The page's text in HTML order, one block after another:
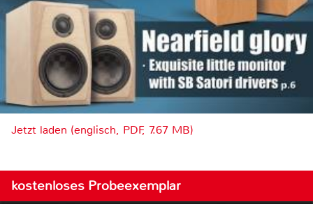
Jetzt laden (englisch, PDF, 7.67 MB)
kostenloses Probeexemplar